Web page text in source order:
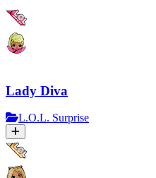
Lady Diva
L.O.L. Surprise